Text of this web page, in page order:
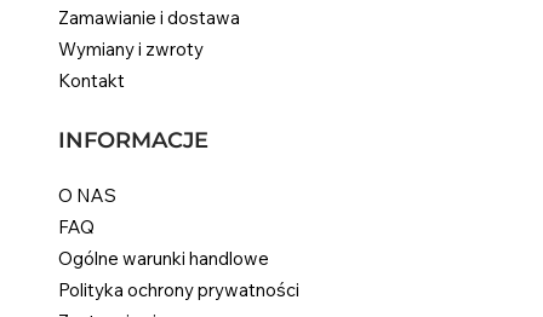
Zamawianie i dostawa
Wymiany i zwroty
Kontakt
INFORMACJE
O NAS
FAQ
Ogólne warunki handlowe
Polityka ochrony prywatności